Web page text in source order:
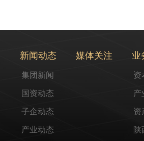
新闻动态
集团新闻
国资动态
子企动态
产业动态
媒体关注 业
资
产
资
陕